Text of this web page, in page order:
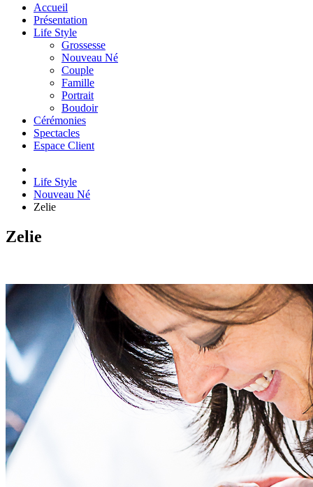
Accueil
Présentation
Life Style
Grossesse
Nouveau Né
Couple
Famille
Portrait
Boudoir
Cérémonies
Spectacles
Espace Client
Life Style
Nouveau Né
Zelie
Zelie